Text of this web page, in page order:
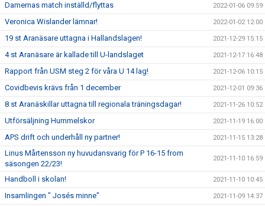
Damernas match inställd/flyttas 2022-01-06 09:59
Veronica Wislander lämnar! 2022-01-02 12:00
19 st Aranäsare uttagna i Hallandslagen! 2021-12-29 15:15
4 st Aranäsare är kallade till U-landslaget 2021-12-17 16:48
Rapport från USM steg 2 för våra U 14 lag! 2021-12-06 10:15
Covidbevis krävs från 1 december 2021-12-01 09:36
8 st Aranäskillar uttagna till regionala träningsdagar! 2021-11-26 10:52
Utförsäljning Hummelskor 2021-11-19 16:00
APS drift och underhåll ny partner! 2021-11-15 13:28
Linus Mårtensson ny huvudansvarig för P 16-15 from
säsongen 22/23!
2021-11-10 16:59
Handboll i skolan! 2021-11-10 10:45
Insamlingen " Josés minne" 2021-11-09 14:37